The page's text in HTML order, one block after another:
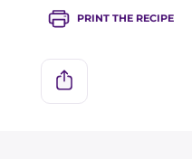
Der Code 2
Der Code 3
Käfighaltung.
PRINT THE RECIPE